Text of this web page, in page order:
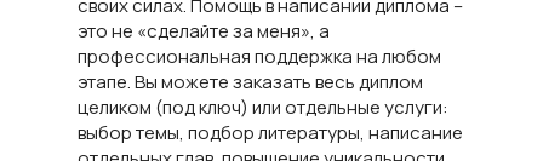
своих силах. Помощь в написании диплома –
это не «сделайте за меня», а
профессиональная поддержка на любом
этапе. Вы можете заказать весь диплом
целиком (под ключ) или отдельные услуги:
выбор темы, подбор литературы, написание